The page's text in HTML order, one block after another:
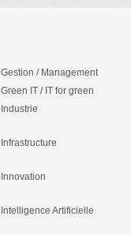
Gestion / Management
Green IT / IT for green
Industrie
Infrastructure
Innovation
Intelligence Artificielle